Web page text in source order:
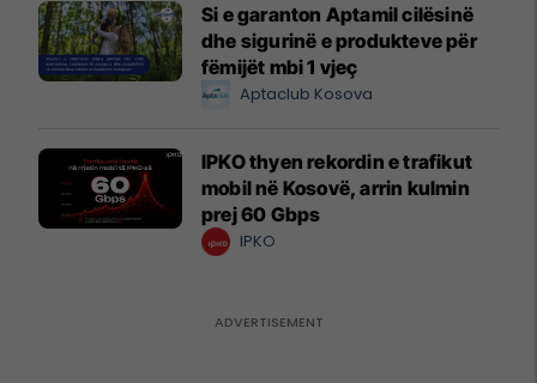
Si e garanton Aptamil cilësinë
dhe sigurinë e produkteve për
fëmijët mbi 1 vjeç
Aptaclub Kosova
IPKO thyen rekordin e trafikut
mobil në Kosovë, arrin kulmin
prej 60 Gbps
IPKO